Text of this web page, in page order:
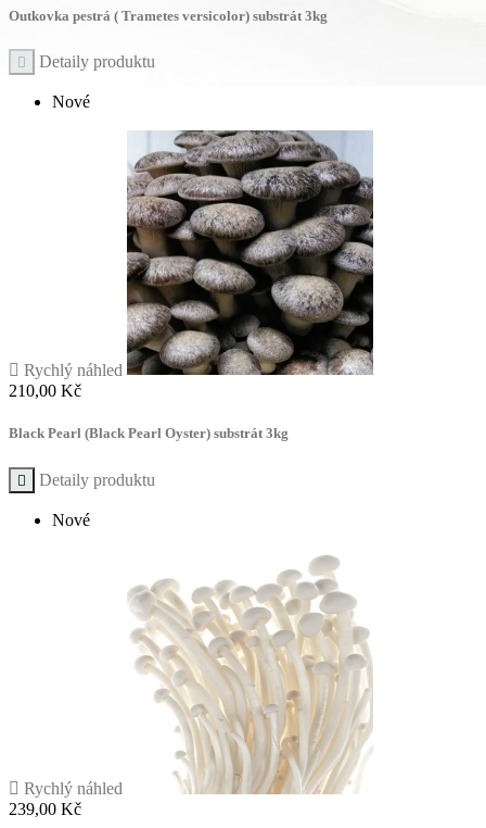
Outkovka pestrá ( Trametes versicolor) substrát 3kg
 Detaily produktu
Nové
 Rychlý náhled
Cena
210,00 Kč
Black Pearl (Black Pearl Oyster) substrát 3kg
 Detaily produktu
Nové
 Rychlý náhled
Cena
239,00 Kč